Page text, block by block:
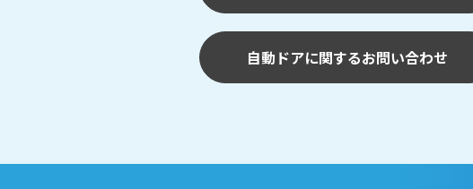
自動ドアに関するお問い合わせ